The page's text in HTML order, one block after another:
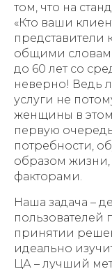
том, что на
«Кто ваши
представители
общими
до 60 лет со
неверно! Ведь
услуги не
женщины в этом
первую
потребности,
образом
факторами.
Наша задача –
пользователей
принятии
идеально
ЦА – лучший